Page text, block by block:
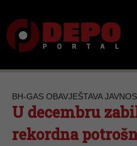
BH-GAS OBAVJEŠTAVA
U decembru
rekordna